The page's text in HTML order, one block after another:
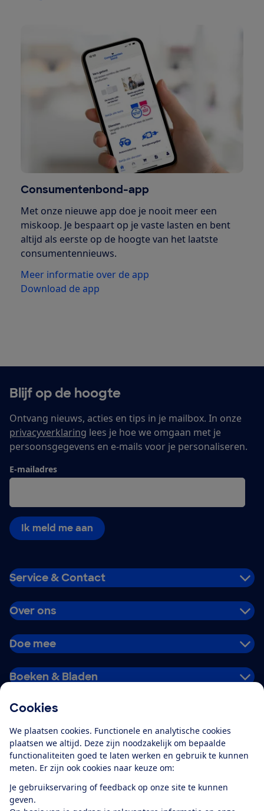
Cookies
We plaatsen cookies. Functionele en analytische cookies
plaatsen we altijd. Deze zijn noodzakelijk om bepaalde
functionaliteiten goed te laten werken en gebruik te kunnen
meten. Er zijn ook cookies naar keuze om:
Je gebruikservaring of feedback op onze site te kunnen
geven.
Consumentenbond-app
Met onze nieuwe app doe je nooit meer een
miskoop. Je bespaart op je vaste lasten en bent
altijd als eerste op de hoogte van het laatste
consumentennieuws.
Meer informatie over de app
Download de app
Blijf op de hoogte
Ontvang nieuws, acties en tips in je mailbox. In onze
privacyverklaring lees je hoe we omgaan met je
persoonsgegevens en e-mails voor je personaliseren.
E-mailadres
Ik meld me aan
Service & Contact
Over ons
Doe mee
Boeken & Bladen
Alles over de
app